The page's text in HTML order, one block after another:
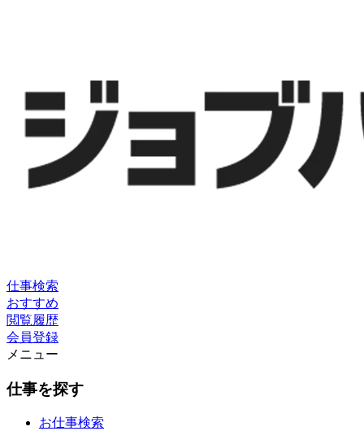
仕事検索
おすすめ
閲覧履歴
会員登録
メニュー
仕事を探す
お仕事検索